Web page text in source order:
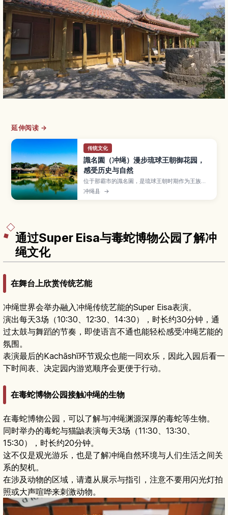
延伸阅读 →
传统文化
識名園（冲绳）漫步琉球王朝御花园，
感受历史与自然
位于那霸市的識名園，是琉球王朝时期作为王族别
邸与接待使节之用而建的庭园，并已列入世界遗
产。文章介绍以池塘与六角堂为中心的庭园景观、
冲绳县 →
通过Super Eisa与毒蛇博物公园了解冲
绳文化
在舞台上欣赏传统艺能
冲绳世界会举办融入冲绳传统艺能的Super Eisa表演。
演出每天3场（10:30、12:30、14:30），时长约30分钟，通
过太鼓与舞蹈的节奏，即使语言不通也能轻松感受冲绳艺能的
氛围。
表演最后的Kachāshī环节观众也能一同欢乐，因此入园后看一
下时间表、决定园内游览顺序会更便于行动。
在毒蛇博物公园接触冲绳的生物
在毒蛇博物公园，可以了解与冲绳渊源深厚的毒蛇等生物。
同时举办的毒蛇与猫鼬表演每天3场（11:30、13:30、
15:30），时长约20分钟。
这不仅是观光游乐，也是了解冲绳自然环境与人们生活之间关
系的契机。
在涉及动物的区域，请遵从展示与指引，注意不要用闪光灯拍
照或大声喧哗来刺激动物。